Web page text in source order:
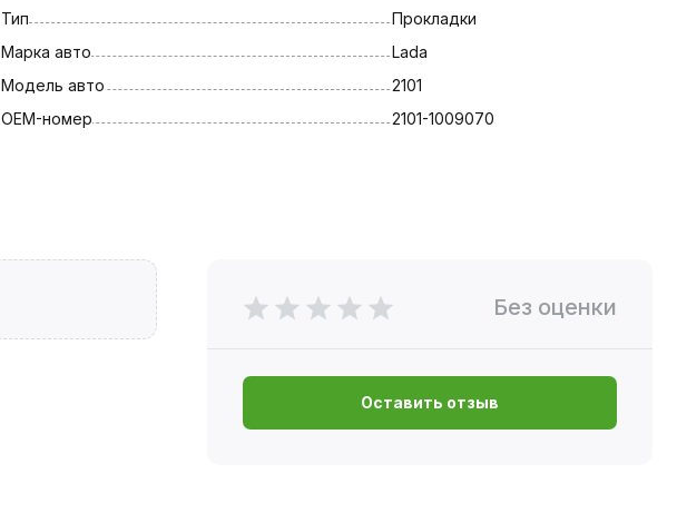
Тип
Прокладки
Марка авто
Lada
Модель авто
2101
OEM-номер
2101-1009070
Без оценки
Оставить отзыв